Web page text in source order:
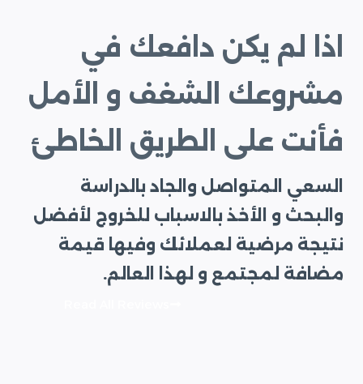
اذا لم يكن دافعك في
مشروعك الشغف و الأمل
فأنت على الطريق الخاطئ
السعي المتواصل والجاد بالدراسة
والبحث و الأخذ بالاسباب للخروج لأفضل
نتيجة مرضية لعملائك وفيها قيمة
مضافة لمجتمع و لهذا العالم.